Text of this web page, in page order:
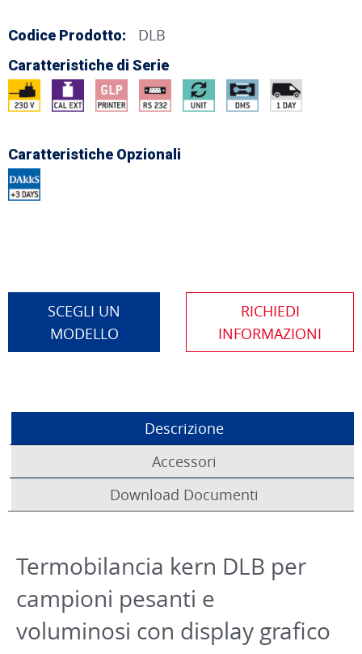
Codice Prodotto: DLB
Caratteristiche di Serie
Caratteristiche Opzionali
SCEGLI UN
MODELLO
Descrizione
Accessori
Download Documenti
Termobilancia kern DLB per
campioni pesanti e
voluminosi con display grafico